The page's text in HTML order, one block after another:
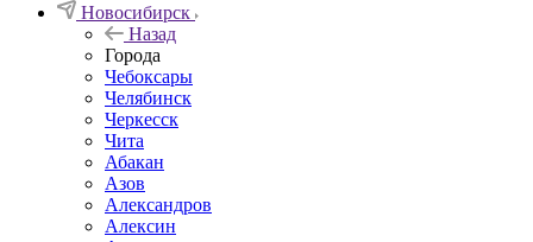
Новосибирск
Назад
Города
Чебоксары
Челябинск
Черкесск
Чита
Абакан
Азов
Александров
Алексин